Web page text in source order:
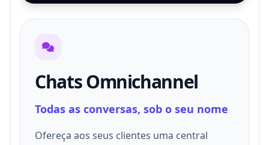
Chats Omnichannel
Todas as conversas, sob o seu nome
Ofereça aos seus clientes uma central